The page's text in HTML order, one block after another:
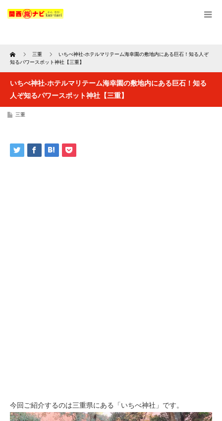
Home 三重
いちべ神社-ホテルマリテーム海幸園の敷地内にある巨石！知る人ぞ
知るパワースポット神社【三重】
いちべ神社-ホテルマリテーム海幸園の敷地内にある巨石！知る
人ぞ知るパワースポット神社【三重】
三重
今回ご紹介するのは三重県にある「いちべ神社」です。